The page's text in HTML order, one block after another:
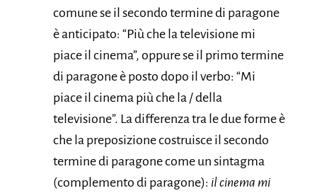
comune se il secondo termine di paragone
è anticipato: “Più che la televisione mi
piace il cinema”, oppure se il primo termine
di paragone è posto dopo il verbo: “Mi
piace il cinema più che la / della
televisione”. La differenza tra le due forme è
che la preposizione costruisce il secondo
termine di paragone come un sintagma
(complemento di paragone): il cinema mi